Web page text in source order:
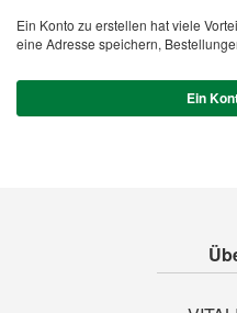
Ein Konto zu erstellen hat viele
eine Adresse speichern,
Ein